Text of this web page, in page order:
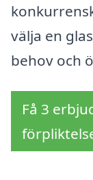
välja en
behov och
Få 3